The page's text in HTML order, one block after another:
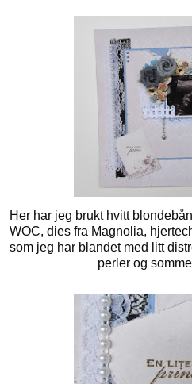
Her har jeg brukt hvitt
WOC, dies fra Magnolia,
som jeg har blandet med litt
perler og